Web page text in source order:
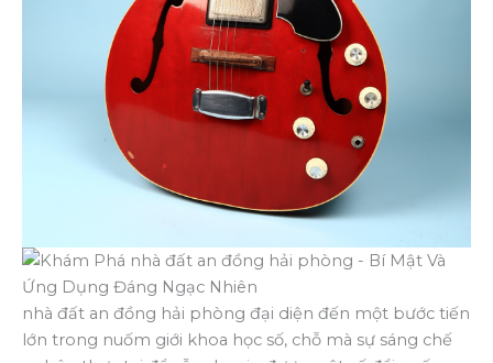
nhà đất an đồng hải phòng đại diện đến một bước tiến
lớn trong nuốm giới khoa học số, chỗ mà sự sáng chế